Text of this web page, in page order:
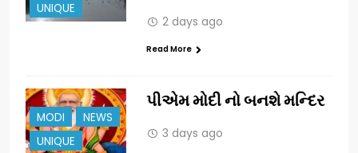
UNIQUE
2 days ago
Read More
MODI
NEWS
UNIQUE
પીએમ મોદી નો બનશે મન્દિર
3 days ago